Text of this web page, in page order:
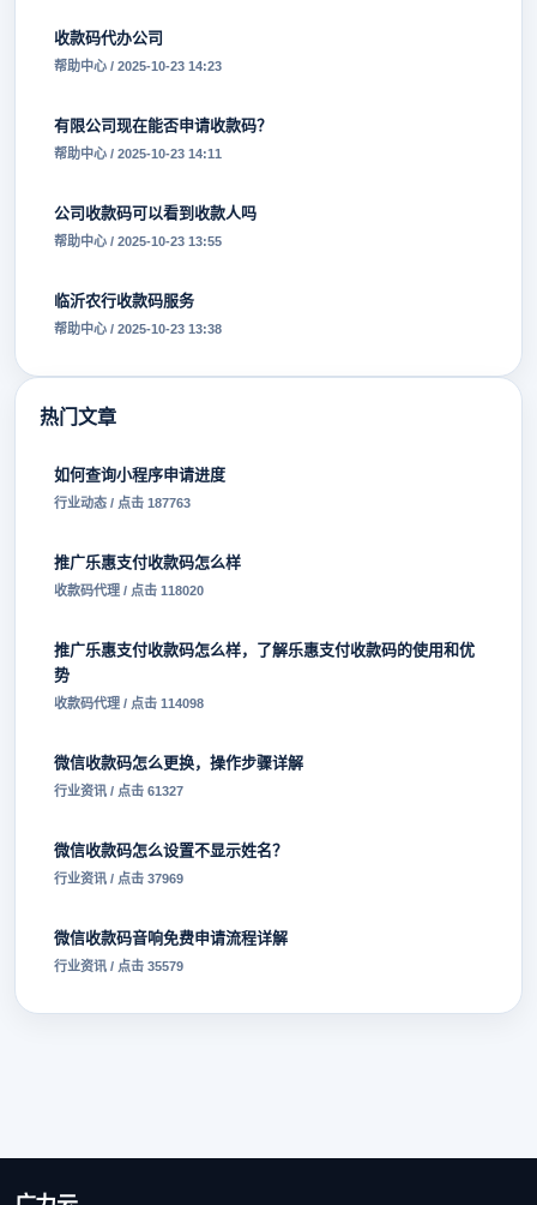
收款码代办公司
帮助中心 / 2025-10-23 14:23
有限公司现在能否申请收款码？
帮助中心 / 2025-10-23 14:11
公司收款码可以看到收款人吗
帮助中心 / 2025-10-23 13:55
临沂农行收款码服务
帮助中心 / 2025-10-23 13:38
热门文章
如何查询小程序申请进度
行业动态 / 点击 187763
推广乐惠支付收款码怎么样
收款码代理 / 点击 118020
推广乐惠支付收款码怎么样，了解乐惠支付收款码的使用和优
势
收款码代理 / 点击 114098
微信收款码怎么更换，操作步骤详解
行业资讯 / 点击 61327
微信收款码怎么设置不显示姓名？
行业资讯 / 点击 37969
微信收款码音响免费申请流程详解
行业资讯 / 点击 35579